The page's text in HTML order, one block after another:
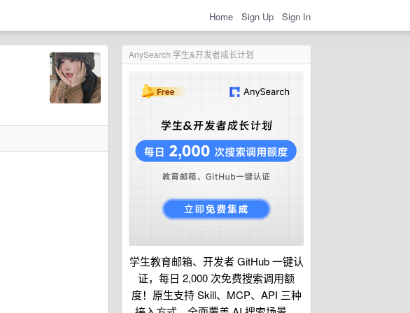
Home Sign Up Sign In
AnySearch 学生&开发者成长计划
学生教育邮箱、开发者 GitHub 一键认
证，每日 2,000 次免费搜索调用额
度！原生支持 Skill、MCP、API 三种